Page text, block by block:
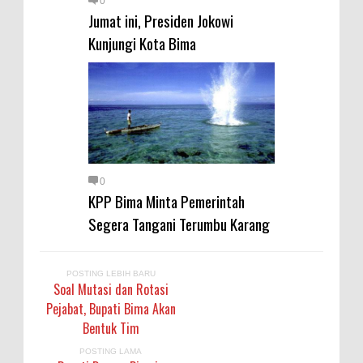
Bersih
Polsek Bolo Bongkar Peredaran
Sabu di Tambe, 2 Pria
Diamankan Bersama 23 Poket
Sabu Siap Edar
SIGAPUAN dan Ikhtiar Kota Bima
Jumat ini, Presiden Jokowi
Kunjungi Kota Bima
0
KPP Bima Minta Pemerintah
Segera Tangani Terumbu Karang
POSTING LEBIH BARU
Soal Mutasi dan Rotasi
Pejabat, Bupati Bima Akan
Bentuk Tim
POSTING LAMA